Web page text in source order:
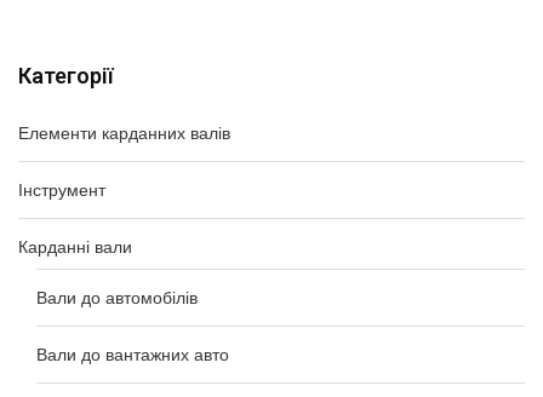
Категорії
Елементи карданних валів
Інструмент
Карданні вали
Вали до автомобілів
Вали до вантажних авто